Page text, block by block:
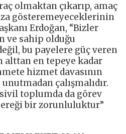
olmaktan çıkarıp, amaç
gösteremeyeceklerinin
Erdoğan, “Bizler
ve sahip olduğu
bu payelere güç veren
alttan en tepeye kadar
hizmet davasının
çalışmalıdır.
toplumda da görev
bir zorunluluktur”